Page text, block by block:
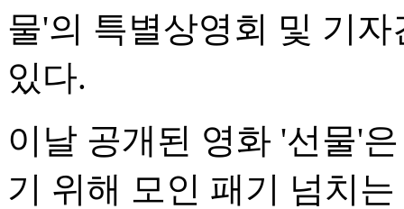
물'의 특별상영회 및 기
있다.
이날 공개된 영화 '선물'
기 위해 모인 패기 넘치